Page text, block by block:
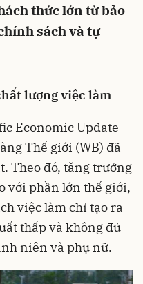
thức lớn từ bảo
sách và tự
lượng việc làm
Economic Update
Thế giới (WB) đã
Theo đó, tăng trưởng
với phần lớn thế giới,
việc làm chỉ tạo ra
thấp và không đủ
niên và phụ nữ.